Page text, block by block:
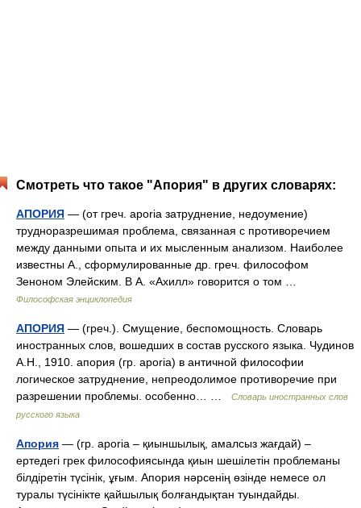
Смотреть что такое "Апория" в других словарях:
АПОРИЯ — (от греч. aporia затруднение, недоумение)
трудноразрешимая проблема, связанная с противоречием
между данными опыта и их мысленным анализом. Наиболее
известны А., сформулированные др. греч. философом
Зеноном Элейским. В А. «Ахилл» говорится о том …
Философская энциклопедия
АПОРИЯ — (греч.). Смущение, беспомощность. Словарь
иностранных слов, вошедших в состав русского языка. Чудинов
А.Н., 1910. апория (гр. aporia) в античной философии
логическое затруднение, непреодолимое противоречие при
разрешении проблемы. особенно… …
Словарь иностранных слов
русского языка
Апория — (гр. аporia – қиыншылық, амалсыз жағдай) –
ертедегі грек философиясында қиын шешілетін проблеманы
білдіретін түсінік, ұғым. Апория нәрсенің өзінде немесе ол
туралы түсінікте қайшылық болғандықтан туындайды.